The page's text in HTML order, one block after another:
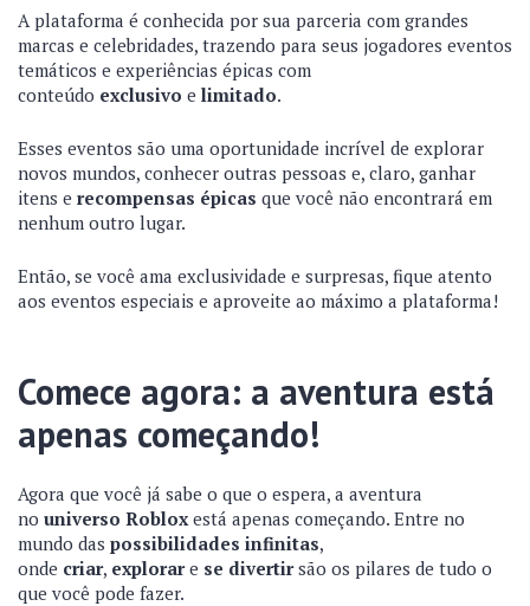
A plataforma é conhecida por sua parceria com grandes
marcas e celebridades, trazendo para seus jogadores eventos
temáticos e experiências épicas com
conteúdo exclusivo e limitado.
Esses eventos são uma oportunidade incrível de explorar
novos mundos, conhecer outras pessoas e, claro, ganhar
itens e recompensas épicas que você não encontrará em
nenhum outro lugar.
Então, se você ama exclusividade e surpresas, fique atento
aos eventos especiais e aproveite ao máximo a plataforma!
Comece agora: a aventura está
apenas começando!
Agora que você já sabe o que o espera, a aventura
no universo Robloxestá apenas começando. Entre no
mundo das possibilidades infinitas,
onde criar, explorare se divertirsão os pilares de tudo o
que você pode fazer.